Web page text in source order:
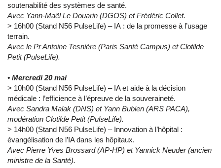
soutenabilité des systèmes de santé.
Avec Yann-Maël Le Douarin (DGOS) et Frédéric Collet.
> 16h00 (Stand N56 PulseLife) – IA : de la promesse à l’usage
terrain.
Avec le Pr Antoine Tesnière (Paris Santé Campus) et Clotilde
Petit (PulseLife).
• Mercredi 20 mai
> 10h00 (Stand N56 PulseLife) – IA et aide à la décision
médicale : l’efficience à l’épreuve de la souveraineté.
Avec Sandra Malak (DNS) et Yann Bubien (ARS PACA),
modération Clotilde Petit (PulseLife).
> 14h00 (Stand N56 PulseLife) – Innovation à l’hôpital :
évangélisation de l’IA dans les hôpitaux.
Avec Pierre Yves Brossard(AP-HP) et Yannick Neuder (ancien
ministre de la Santé).